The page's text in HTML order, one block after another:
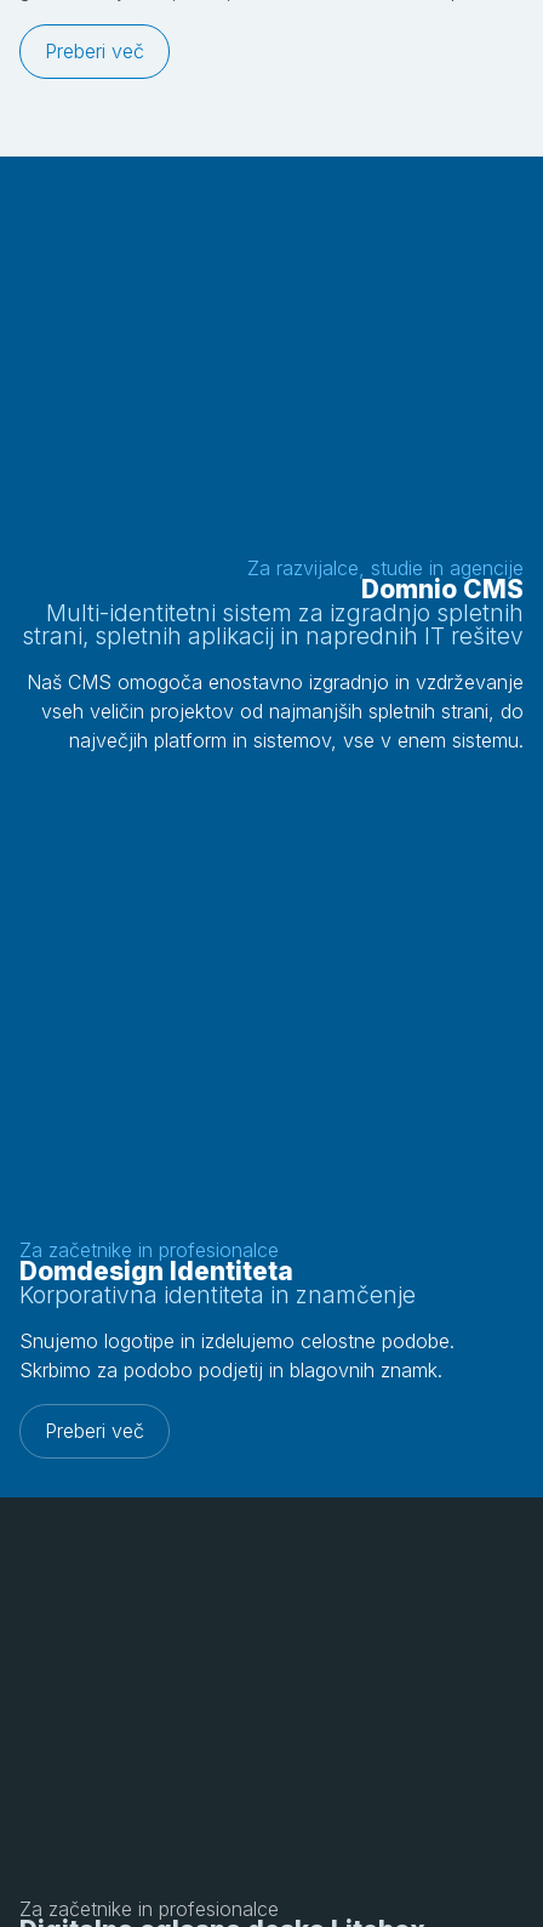
Preberi več
Za razvijalce, studie in agencije
Domnio CMS
Multi-identitetni sistem za izgradnjo spletnih
strani, spletnih aplikacij in naprednih IT rešitev
Naš CMS omogoča enostavno izgradnjo in vzdrževanje
vseh veličin projektov od najmanjših spletnih strani, do
največjih platform in sistemov, vse v enem sistemu.
Za začetnike in profesionalce
Domdesign Identiteta
Korporativna identiteta in znamčenje
Snujemo logotipe in izdelujemo celostne podobe.
Skrbimo za podobo podjetij in blagovnih znamk.
Preberi več
Za začetnike in profesionalce